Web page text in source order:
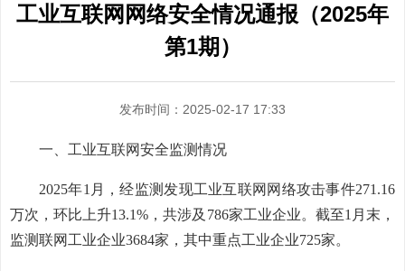
工业互联网网络安全情况通报（2025年
第1期）
发布时间：2025-02-17 17:33
一、工业互联网安全监测情况
2025年1月，经监测发现工业互联网网络攻击事件271.16
万次，环比上升13.1%，共涉及786家工业企业。截至1月末，
监测联网工业企业3684家，其中重点工业企业725家。